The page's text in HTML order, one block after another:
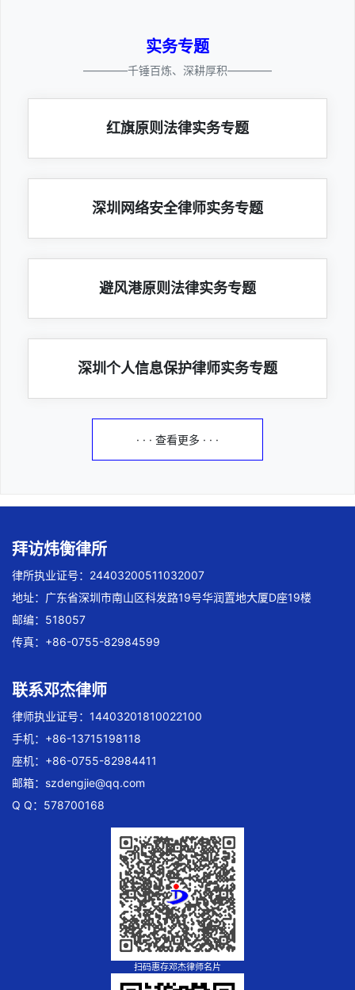
实务专题
————千锤百炼、深耕厚积————
红旗原则法律实务专题
深圳网络安全律师实务专题
避风港原则法律实务专题
深圳个人信息保护律师实务专题
· · · 查看更多 · · ·
拜访炜衡律所
律所执业证号：24403200511032007
地址：广东省深圳市南山区科发路19号华润置地大厦D座19楼
邮编：518057
传真：+86-0755-82984599
联系邓杰律师
律师执业证号：14403201810022100
手机：+86-13715198118
座机：+86-0755-82984411
邮箱： szdengjie@qq.com
Q Q：578700168
扫码惠存邓杰律师名片